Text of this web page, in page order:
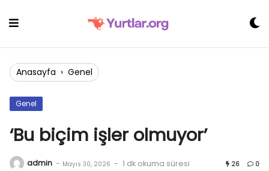
Anasayfa › Genel
Genel
‘Bu biçim işler olmuyor’
admin - Mayıs 30, 2026 - 1 dk okuma süresi 26 0